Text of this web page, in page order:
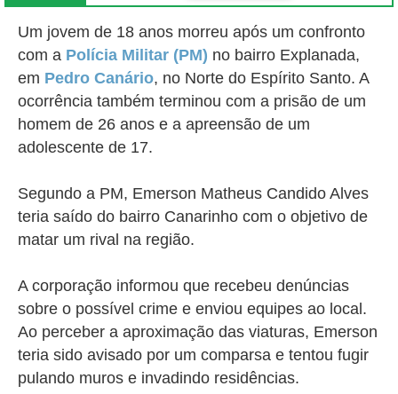
Um jovem de 18 anos morreu após um confronto
com a Polícia Militar (PM) no bairro Explanada,
em Pedro Canário, no Norte do Espírito Santo. A
ocorrência também terminou com a prisão de um
homem de 26 anos e a apreensão de um
adolescente de 17.
Segundo a PM, Emerson Matheus Candido Alves
teria saído do bairro Canarinho com o objetivo de
matar um rival na região.
A corporação informou que recebeu denúncias
sobre o possível crime e enviou equipes ao local.
Ao perceber a aproximação das viaturas, Emerson
teria sido avisado por um comparsa e tentou fugir
pulando muros e invadindo residências.